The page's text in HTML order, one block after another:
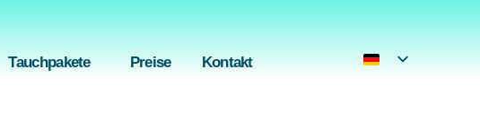
Tauchpakete Preise Kontakt
magnesia aliquauis essipsum.